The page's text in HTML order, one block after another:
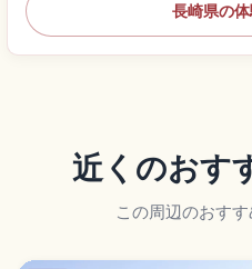
長崎県の
近くのおす
この周辺のおす